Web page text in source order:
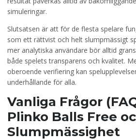
simuleringar.
Slutsatsen är att för de flesta spelare
som ett rättvist och helt slumpmässigt
mer analytiska användare bör alltid
både spelets transparens och kvalitet.
oberoende verifiering kan
underhållande för alla.
Vanliga Frågor
Plinko Balls Free
Slumpmässighet